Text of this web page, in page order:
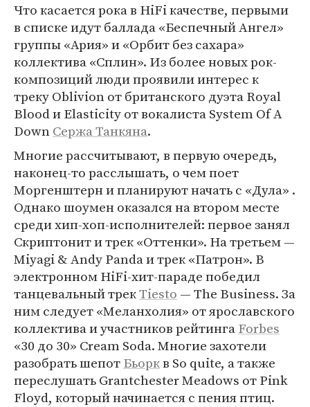
Что касается рока в HiFi качестве, первыми
в списке идут баллада «Беспечный Ангел»
группы «Ария» и «Орбит без сахара»
коллектива «Сплин». Из более новых рок-
композиций люди проявили интерес к
треку Oblivion от британского дуэта Royal
Blood и Elasticity от вокалиста System Of A
DownСержа Танкяна.
Многие рассчитывают, в первую очередь,
наконец-то расслышать, о чем поет
Моргенштерн и планируют начать с «Дула» .
Однако шоумен оказался на втором месте
среди хип-хоп-исполнителей: первое занял
Скриптонит и трек «Оттенки». На третьем —
Miyagi & Andy Panda и трек «Патрон». В
электронном HiFi-хит-параде победил
танцевальный трекTiesto — The Business. За
ним следует «Меланхолия» от ярославского
коллектива и участников рейтингаForbes
«30 до 30» Cream Soda. Многие захотели
разобрать шепотБьоркв So quite, а также
переслушать Grantchester Meadows от Pink
Floyd, который начинается с пения птиц.